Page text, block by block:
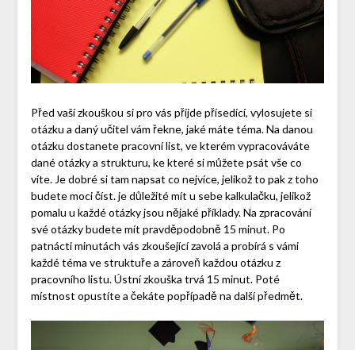
Před vaší zkouškou si pro vás přijde přísedící, vylosujete si
otázku a daný učitel vám řekne, jaké máte téma. Na danou
otázku dostanete pracovní list, ve kterém vypracováváte
dané otázky a strukturu, ke které si můžete psát vše co
víte. Je dobré si tam napsat co nejvíce, jelikož to pak z toho
budete moci číst. je důležité mít u sebe kalkulačku, jelikož
pomalu u každé otázky jsou nějaké příklady. Na zpracování
své otázky budete mít pravděpodobně 15 minut. Po
patnácti minutách vás zkoušející zavolá a probírá s vámi
každé téma ve struktuře a zároveň každou otázku z
pracovního listu. Ústní zkouška trvá 15 minut. Poté
místnost opustíte a čekáte popřípadě na další předmět.